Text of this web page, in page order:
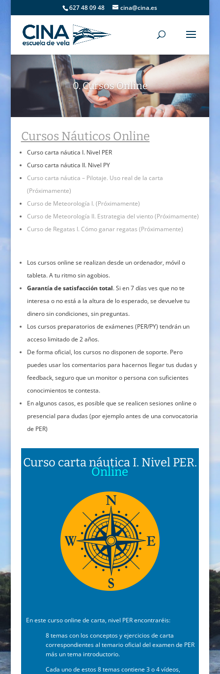
627 48 09 48 cina@cina.es
0. Cursos Online
Cursos Náuticos Online
Curso carta náutica I. Nivel PER
Curso carta náutica II. Nivel PY
Curso carta náutica – Pilotaje. Uso real de la carta
(Próximamente)
Curso de Meteorología I. (Próximamente)
Curso de Meteorología II. Estrategia del viento (Próximamente)
Curso de Regatas I. Cómo ganar regatas (Próximamente)
Los cursos online se realizan desde un ordenador, móvil o
tableta. A tu ritmo sin agobios.
Garantía de satisfacción total. Si en 7 días ves que no te
interesa o no está a la altura de lo esperado, se devuelve tu
dinero sin condiciones, sin preguntas.
Los cursos preparatorios de exámenes (PER/PY) tendrán un
acceso limitado de 2 años.
De forma oficial, los cursos no disponen de soporte. Pero
puedes usar los comentarios para hacernos llegar tus dudas y
feedback, seguro que un monitor o persona con suficientes
conocimientos te contesta.
En algunos casos, es posible que se realicen sesiones online o
presencial para dudas (por ejemplo antes de una convocatoria
de PER)
Curso carta náutica I. Nivel PER.
Online
En este curso online de carta, nivel PER encontraréis:
8 temas con los conceptos y ejercicios de carta
correspondientes al temario oficial del examen de PER
más un tema introductorio.
Cada uno de estos 8 temas contiene 3 o 4 vídeos,